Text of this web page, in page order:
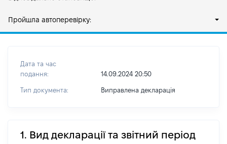
Пройшла автоперевірку:
Дата та час
подання:
14.09.2024 20:50
Тип документа: Виправлена декларація
1. Вид декларації та звітний період